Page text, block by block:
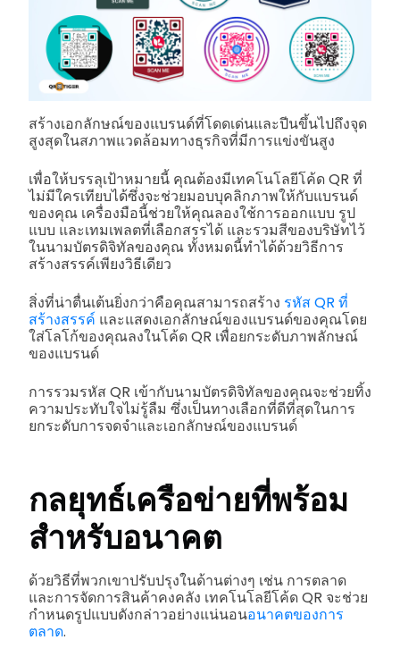
สร้างเอกลักษณ์ของแบรนด์ที่โดดเด่นและปีนขึ้นไปถึงจุด
สูงสุดในสภาพแวดล้อมทางธุรกิจที่มีการแข่งขันสูง
เพื่อให้บรรลุเป้าหมายนี้ คุณต้องมีเทคโนโลยีโค้ด QR ที่
ไม่มีใครเทียบได้ซึ่งจะช่วยมอบบุคลิกภาพให้กับแบรนด์
ของคุณ เครื่องมือนี้ช่วยให้คุณลองใช้การออกแบบ รูป
แบบ และเทมเพลตที่เลือกสรรได้ และรวมสีของบริษัทไว้
ในนามบัตรดิจิทัลของคุณ ทั้งหมดนี้ทำได้ด้วยวิธีการ
สร้างสรรค์เพียงวิธีเดียว
สิ่งที่น่าตื่นเต้นยิ่งกว่าคือคุณสามารถสร้าง รหัส QR ที่
สร้างสรรค์ และแสดงเอกลักษณ์ของแบรนด์ของคุณโดย
ใส่โลโก้ของคุณลงในโค้ด QR เพื่อยกระดับภาพลักษณ์
ของแบรนด์
การรวมรหัส QR เข้ากับนามบัตรดิจิทัลของคุณจะช่วยทิ้ง
ความประทับใจไม่รู้ลืม ซึ่งเป็นทางเลือกที่ดีที่สุดในการ
ยกระดับการจดจำและเอกลักษณ์ของแบรนด์
กลยุทธ์เครือข่ายที่พร้อม
สำหรับอนาคต
ด้วยวิธีที่พวกเขาปรับปรุงในด้านต่างๆ เช่น การตลาด
และการจัดการสินค้าคงคลัง เทคโนโลยีโค้ด QR จะช่วย
กำหนดรูปแบบดังกล่าวอย่างแน่นอนอนาคตของการ
ตลาด.